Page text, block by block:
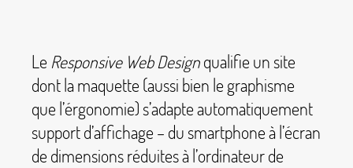
Le Responsive Web Designqualifie un site
dont la maquette (aussi bien le graphisme
que l’érgonomie) s’adapte automatiquement
support d’affichage – du smartphone à l’écran
de dimensions réduites à l’ordinateur de